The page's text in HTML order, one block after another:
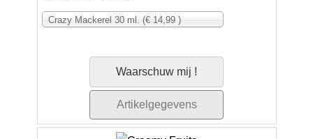
Crazy Mackerel 30 ml. (€ 14,99 )
Waarschuw mij !
Artikelgegevens